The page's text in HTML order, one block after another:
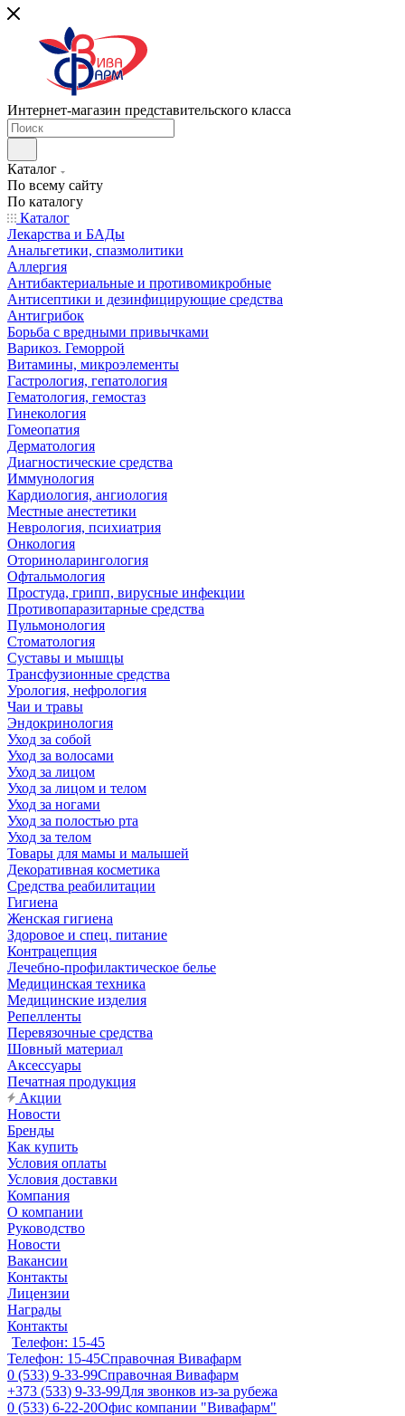
Интернет-магазин представительского класса
Каталог
По всему сайту
По каталогу
Каталог
Лекарства и БАДы
Анальгетики, спазмолитики
Аллергия
Антибактериальные и противомикробные
Антисептики и дезинфицирующие средства
Антигрибок
Борьба с вредными привычками
Варикоз. Геморрой
Витамины, микроэлементы
Гастрология, гепатология
Гематология, гемостаз
Гинекология
Гомеопатия
Дерматология
Диагностические средства
Иммунология
Кардиология, ангиология
Местные анестетики
Неврология, психиатрия
Онкология
Оториноларингология
Офтальмология
Простуда, грипп, вирусные инфекции
Противопаразитарные средства
Пульмонология
Стоматология
Суставы и мышцы
Трансфузионные средства
Урология, нефрология
Чаи и травы
Эндокринология
Уход за собой
Уход за волосами
Уход за лицом
Уход за лицом и телом
Уход за ногами
Уход за полостью рта
Уход за телом
Товары для мамы и малышей
Декоративная косметика
Средства реабилитации
Гигиена
Женская гигиена
Здоровое и спец. питание
Контрацепция
Лечебно-профилактическое белье
Медицинская техника
Медицинские изделия
Репелленты
Перевязочные средства
Шовный материал
Аксессуары
Печатная продукция
Акции
Новости
Бренды
Как купить
Условия оплаты
Условия доставки
Компания
О компании
Руководство
Новости
Вакансии
Контакты
Лицензии
Награды
Контакты
Телефон: 15-45
Телефон: 15-45Справочная Вивафарм
0 (533) 9-33-99Справочная Вивафарм
+373 (533) 9-33-99Для звонков из-за рубежа
0 (533) 6-22-20Офис компании "Вивафарм"